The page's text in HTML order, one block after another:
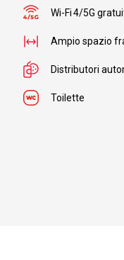
Wi-Fi 4/5G
Ampio spazio
Distributori
Toilette